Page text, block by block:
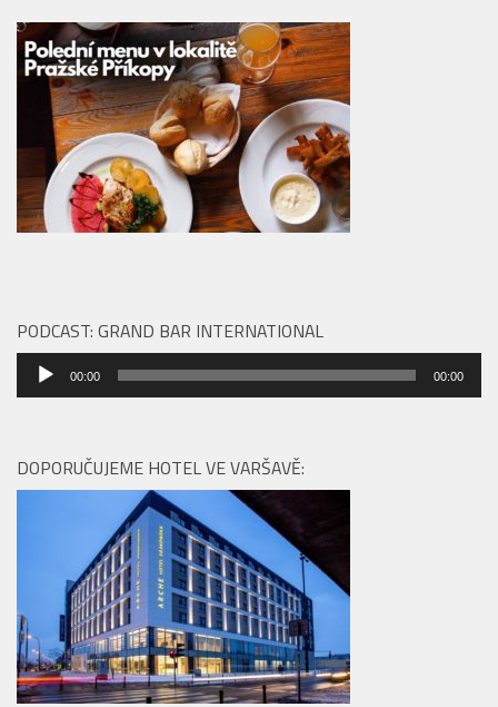
PODCAST: GRAND BAR INTERNATIONAL
Audio
přehrávač
00:00 00:00
DOPORUČUJEME HOTEL VE VARŠAVĚ: